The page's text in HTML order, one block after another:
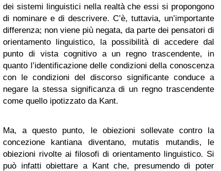
dei sistemi linguistici nella realtà che essi si propongono
di nominare e di descrivere. C’è, tuttavia, un’importante
differenza; non viene più negata, da parte dei pensatori di
orientamento linguistico, la possibilità di accedere dal
punto di vista cognitivo a un regno trascendente, in
quanto l’identificazione delle condizioni della conoscenza
con le condizioni del discorso significante conduce a
negare la stessa significanza di un regno trascendente
come quello ipotizzato da Kant.
Ma, a questo punto, le obiezioni sollevate contro la
concezione kantiana diventano, mutatis mutandis, le
obiezioni rivolte ai filosofi di orientamento linguistico. Si
può infatti obiettare a Kant che, presumendo di poter